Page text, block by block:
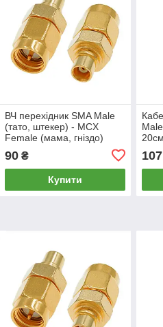
ВЧ перехідник SMA Male
(тато, штекер) - MCX
Female (мама, гніздо)
адаптер коаксіальний
90₴
Купити
107